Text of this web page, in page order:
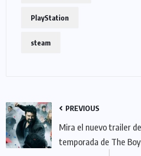
PlayStation
steam
PREVIOUS
Mira el nuevo trailer
temporada de The